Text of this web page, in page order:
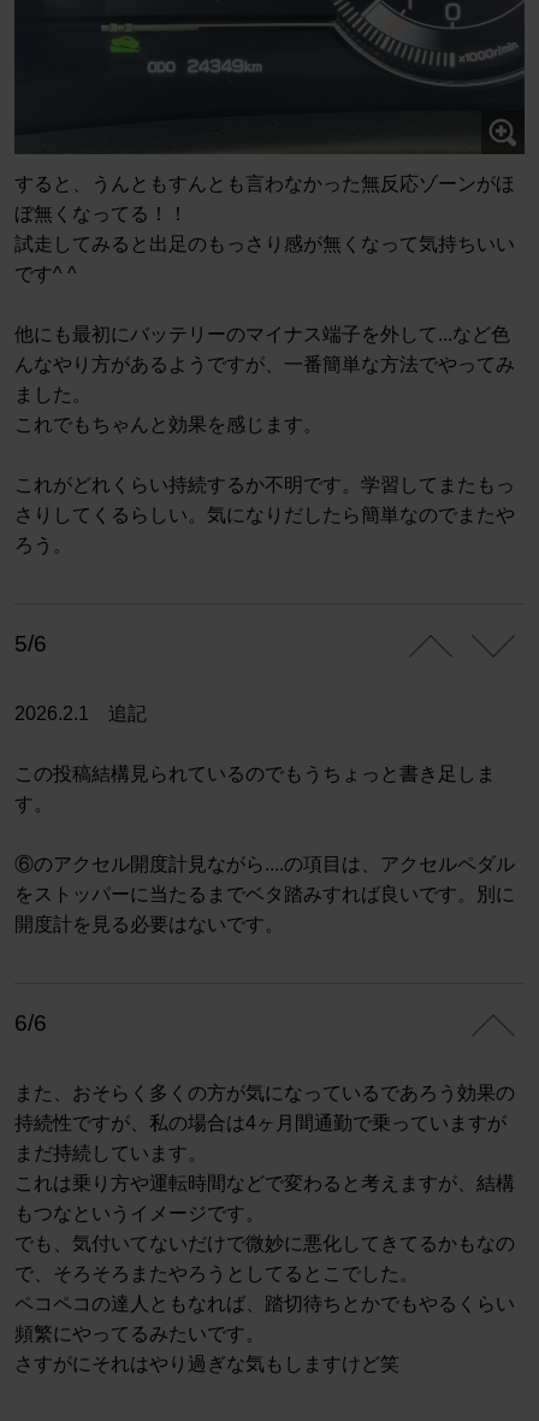
すると、うんともすんとも言わなかった無反応ゾーンがほ
ぼ無くなってる！！
試走してみると出足のもっさり感が無くなって気持ちいい
です^ ^
他にも最初にバッテリーのマイナス端子を外して...など色
んなやり方があるようですが、一番簡単な方法でやってみ
ました。
これでもちゃんと効果を感じます。
これがどれくらい持続するか不明です。学習してまたもっ
さりしてくるらしい。気になりだしたら簡単なのでまたや
ろう。
5/6
2026.2.1 追記
この投稿結構見られているのでもうちょっと書き足しま
す。
⑥のアクセル開度計見ながら....の項目は、アクセルペダル
をストッパーに当たるまでベタ踏みすれば良いです。別に
開度計を見る必要はないです。
6/6
また、おそらく多くの方が気になっているであろう効果の
持続性ですが、私の場合は4ヶ月間通勤で乗っていますが
まだ持続しています。
これは乗り方や運転時間などで変わると考えますが、結構
もつなというイメージです。
でも、気付いてないだけで微妙に悪化してきてるかもなの
で、そろそろまたやろうとしてるとこでした。
ペコペコの達人ともなれば、踏切待ちとかでもやるくらい
頻繁にやってるみたいです。
さすがにそれはやり過ぎな気もしますけど笑